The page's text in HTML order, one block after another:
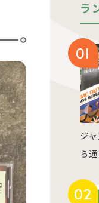
ラ
ジ
ら